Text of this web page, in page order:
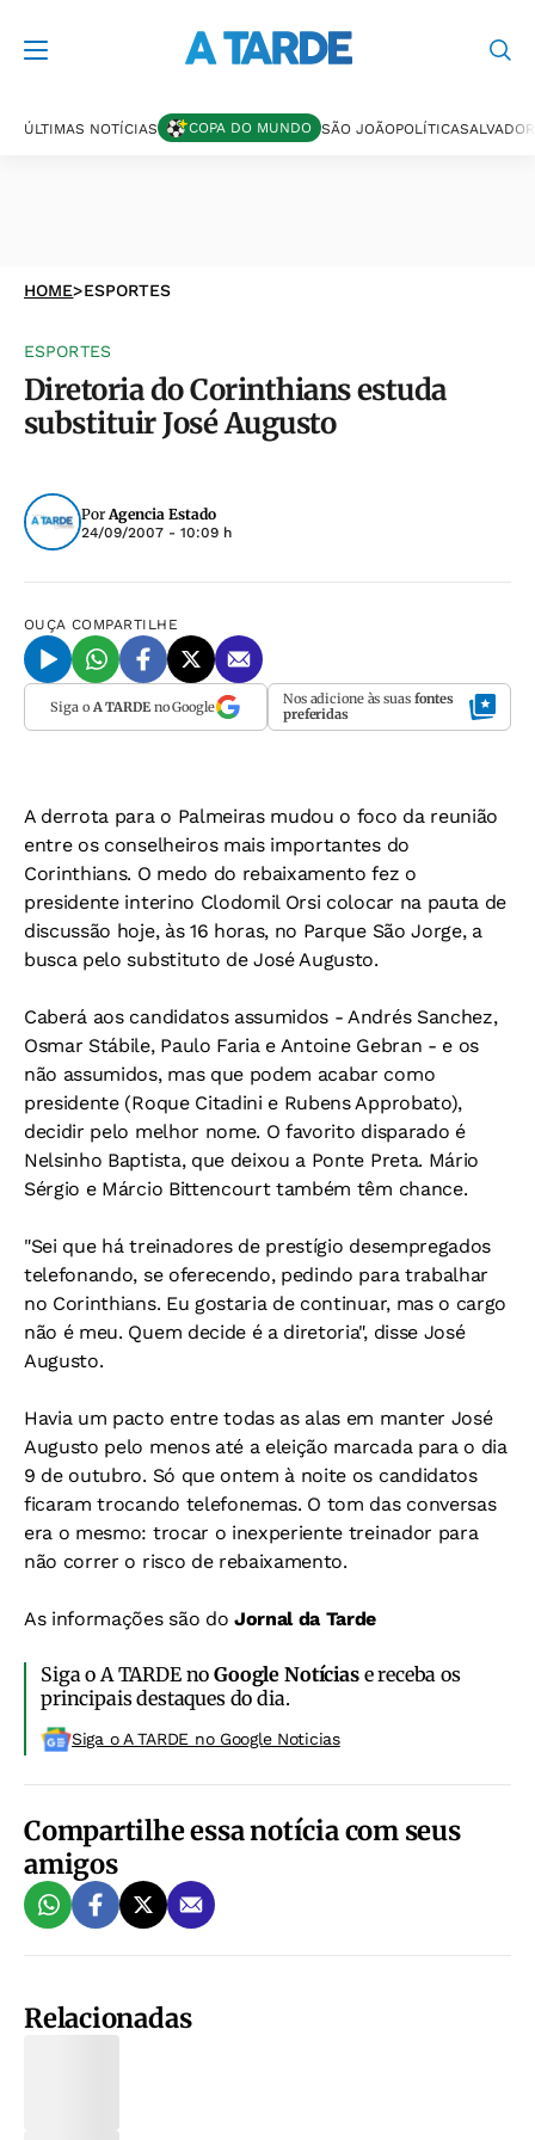
ÚLTIMAS NOTÍCIAS COPA DO MUNDO SÃO JOÃOPOLÍTICASALVADOR
HOME>ESPORTES
ESPORTES
Diretoria do Corinthians estuda
substituir José Augusto
PorAgencia Estado
24/09/2007 - 10:09 h
OUÇA COMPARTILHE
Siga o A TARDEno Google Nos adicione às suas fontes
preferidas
A derrota para o Palmeiras mudou o foco da reunião
entre os conselheiros mais importantes do
Corinthians. O medo do rebaixamento fez o
presidente interino Clodomil Orsi colocar na pauta de
discussão hoje, às 16 horas, no Parque São Jorge, a
busca pelo substituto de José Augusto.
Caberá aos candidatos assumidos - Andrés Sanchez,
Osmar Stábile, Paulo Faria e Antoine Gebran - e os
não assumidos, mas que podem acabar como
presidente (Roque Citadini e Rubens Approbato),
decidir pelo melhor nome. O favorito disparado é
Nelsinho Baptista, que deixou a Ponte Preta. Mário
Sérgio e Márcio Bittencourt também têm chance.
"Sei que há treinadores de prestígio desempregados
telefonando, se oferecendo, pedindo para trabalhar
no Corinthians. Eu gostaria de continuar, mas o cargo
não é meu. Quem decide é a diretoria", disse José
Augusto.
Havia um pacto entre todas as alas em manter José
Augusto pelo menos até a eleição marcada para o dia
9 de outubro. Só que ontem à noite os candidatos
ficaram trocando telefonemas. O tom das conversas
era o mesmo: trocar o inexperiente treinador para
não correr o risco de rebaixamento.
As informações são do Jornal da Tarde
Siga o A TARDE noGoogle Notíciase receba os
principais destaques do dia.
Siga o A TARDE no Google Noticias
Compartilhe essa notícia com seus
amigos
Relacionadas